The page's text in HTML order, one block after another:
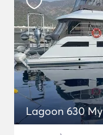
Lagoon 630 My